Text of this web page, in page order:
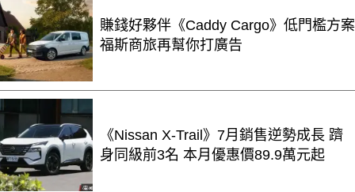
賺錢好夥伴《Caddy Cargo》低門檻方案
福斯商旅再幫你打廣告
《Nissan X-Trail》7月銷售逆勢成長 躋
身同級前3名 本月優惠價89.9萬元起